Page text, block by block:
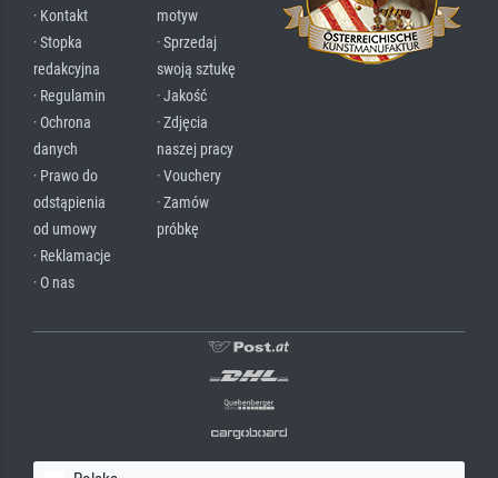
· Kontakt
· Stopka
redakcyjna
· Regulamin
· Ochrona
danych
· Prawo do
odstąpienia
od umowy
· Reklamacje
· O nas
motyw
· Sprzedaj
swoją sztukę
· Jakość
· Zdjęcia
naszej pracy
· Vouchery
· Zamów
próbkę